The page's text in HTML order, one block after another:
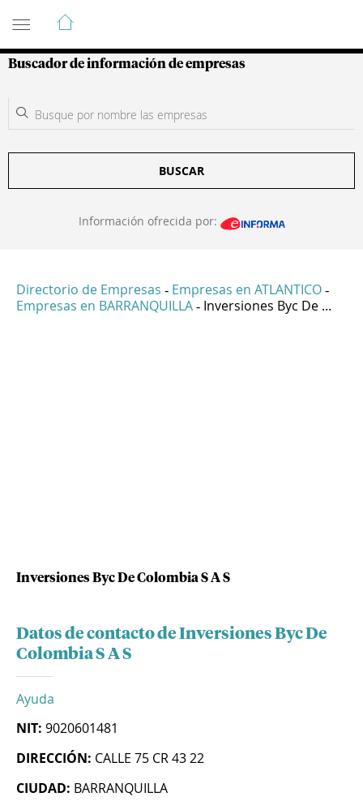
Guía de Empresas Colombianas
Buscador de información de empresas
BUSCAR
Información ofrecida por:
Directorio de Empresas - Empresas en ATLANTICO -
Empresas en BARRANQUILLA - Inversiones Byc De ...
Inversiones Byc De Colombia S A S
Datos de contacto de Inversiones Byc De
Colombia S A S
Ayuda
NIT: 9020601481
DIRECCIÓN: CALLE 75 CR 43 22
CIUDAD: BARRANQUILLA